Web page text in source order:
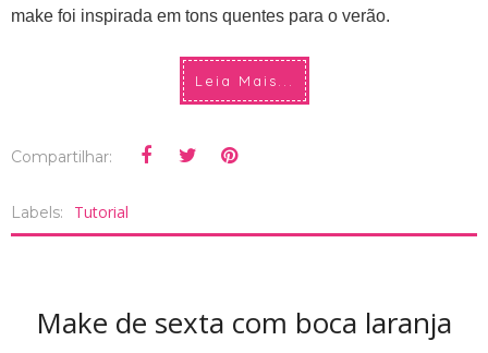
make foi inspirada em tons quentes para o verão.
Leia Mais...
Compartilhar:
Labels: Tutorial
Make de sexta com boca laranja